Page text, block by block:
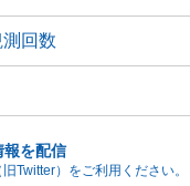
回数
報を配信
Twitter）をご利用ください。